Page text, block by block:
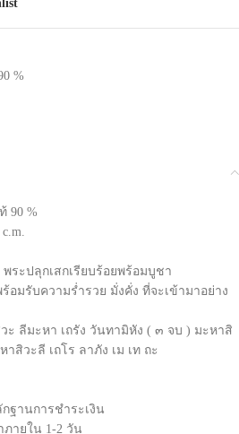
%
90 %
ระปลุกเสกเรียบร้อยพร้อมบูชา
อมรับความร่ำรวย มั่งคั่ง ที่จะเข้ามาอย่าง
ลีมะหา เถรัง วันทามิหัง ( ๓ จบ ) มะหาสิ
สิวะลี เถโร ลาภัง เม เท ถะ
ฐานการชำระเงิน
ายใน 1-2 วัน